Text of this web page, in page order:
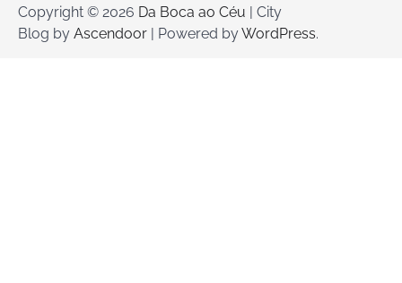
Copyright © 2026 Da Boca ao Céu | City
Blog by Ascendoor | Powered byWordPress.